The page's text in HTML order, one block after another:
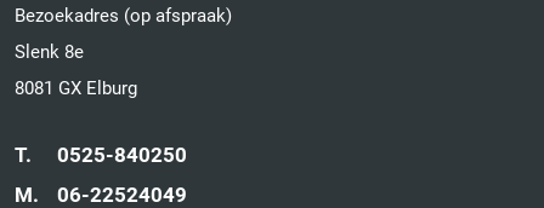
Bezoekadres (op afspraak)
Slenk 8e
8081 GX Elburg
T.
0525-840250
M.
06-22524049